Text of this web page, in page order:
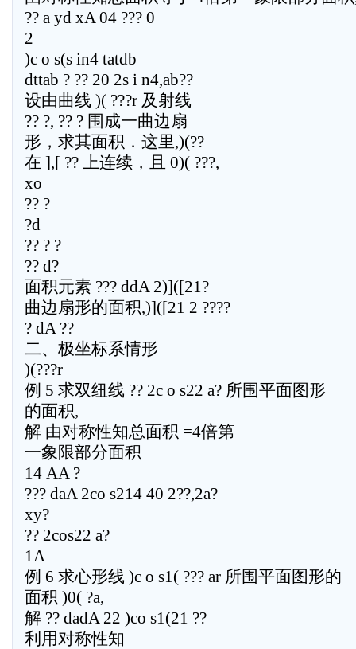
?? a yd xA 04 ??? 0
2
)c o s(s in4 tatdb
dttab ? ?? 20 2s i n4,ab??
设由曲线 )( ???r 及射线
?? ?, ?? ? 围成一曲边扇
形，求其面积．这里,)(??
在 ],[ ?? 上连续，且 0)( ???,
xo
?? ?
?d
?? ? ?
?? d?
面积元素 ??? ddA 2)]([21?
曲边扇形的面积,)]([21 2 ????
? dA ??
二、极坐标系情形
)(???r
例 5 求双纽线 ?? 2c o s22 a? 所围平面图形
的面积,
解 由对称性知总面积 =4倍第
一象限部分面积
14 AA ?
??? daA 2co s214 40 2??,2a?
xy?
?? 2cos22 a?
1A
例 6 求心形线 )c o s1( ??? ar 所围平面图形的
面积 )0( ?a,
解 ?? dadA 22 )co s1(21 ??
利用对称性知